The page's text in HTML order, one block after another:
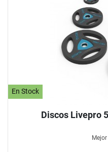
En Stock
Discos Livepro